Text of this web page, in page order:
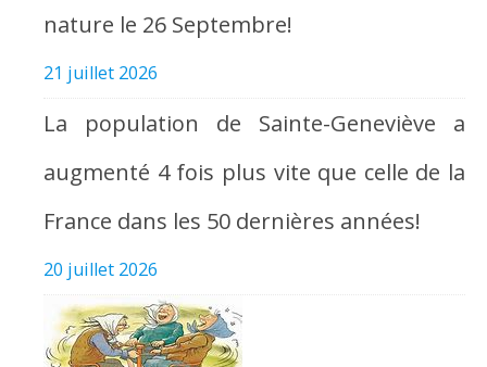
nature le 26 Septembre!
21 juillet 2026
La population de Sainte-Geneviève a
augmenté 4 fois plus vite que celle de la
France dans les 50 dernières années!
20 juillet 2026